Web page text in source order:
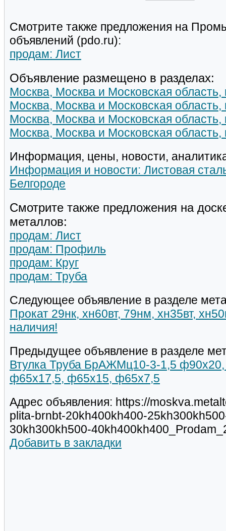
Смотрите также предложения на
объявлений (pdo.ru):
продам: Лист
Объявление размещено в разделах:
Москва, Москва и Московская
Москва, Москва и Московская
Москва, Москва и Московская область,
Москва, Москва и Московская
Информация, цены, новости,
Информация и новости: Листовая
Белгороде
Смотрите также предложения на
металлов:
продам: Лист
продам: Профиль
продам: Круг
продам: Труба
Следующее объявление в разделе
Прокат 29нк, хн60вт, 79нм, хн35вт,
наличия!
Предыдущее объявление в разделе
Втулка Труба БрАЖМц10-3-1,5
ф65х17,5, ф65х15, ф65х7,5
Адрес объявления: https://
plita-brnbt-20kh400kh400-
30kh300kh500-
Добавить в закладки